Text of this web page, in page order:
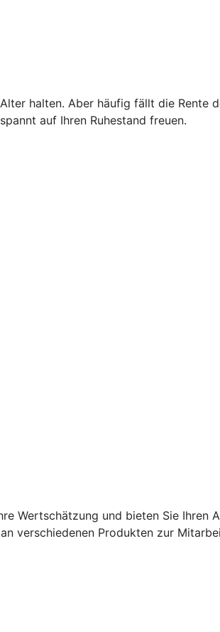
halten. Aber häufig fällt die Rente
auf Ihren Ruhestand freuen.
Wertschätzung und bieten Sie Ihren
verschiedenen Produkten zur